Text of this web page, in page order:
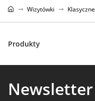
Wizytówki Klasyczne
Produkty
Newsletter